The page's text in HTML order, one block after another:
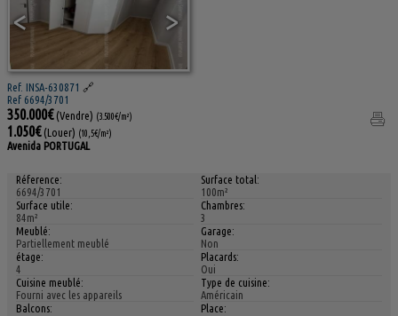
< >
Ref. INSA-630871 🔗
Ref 6694/3701
350.000€ (Vendre) (3.500€/m²)
1.050€ (Louer) (10,5€/m²)
Avenida PORTUGAL
Réference:
6694/3701
Surface total:
100m²
Surface utile:
84m²
Chambres:
3
Meublé:
Partiellement meublé
Garage:
Non
étage:
4
Placards:
Oui
Cuisine meublé:
Fourni avec les appareils
Type de cuisine:
Américain
Balcons:
Place: